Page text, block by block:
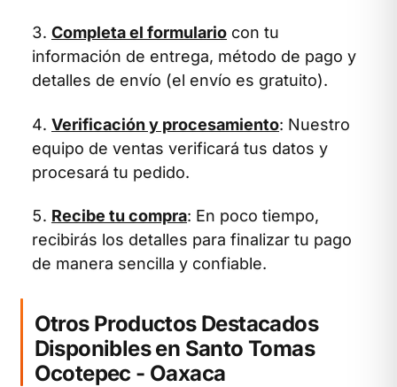
Completa el formulario con tu
información de entrega, método de pago y
detalles de envío (el envío es gratuito).
Verificación y procesamiento: Nuestro
equipo de ventas verificará tus datos y
procesará tu pedido.
Recibe tu compra: En poco tiempo,
recibirás los detalles para finalizar tu pago
de manera sencilla y confiable.
Otros Productos Destacados
Disponibles en Santo Tomas
Ocotepec - Oaxaca